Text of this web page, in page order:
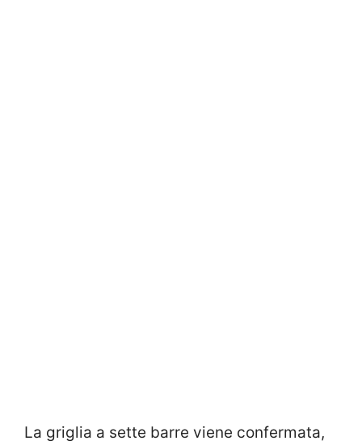
La griglia a sette barre viene confermata,